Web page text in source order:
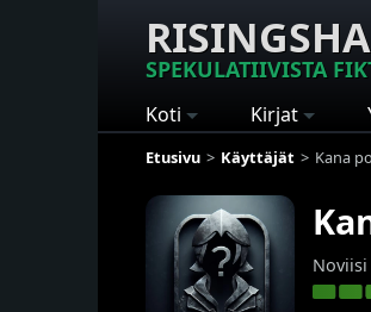
SPEKULATIIVISTA
Koti Kirjat
Etusivu Käyttäjät Kana
Noviisi